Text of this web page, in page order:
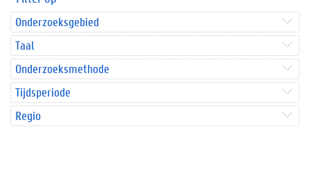
Onderzoeksgebied
Taal
Onderzoeksmethode
Tijdsperiode
Regio